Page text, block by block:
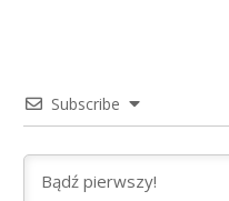
Subscribe